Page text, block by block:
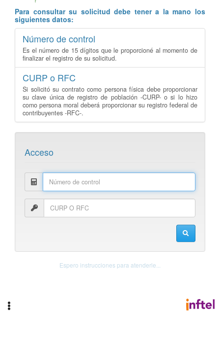
Para consultar su solicitud debe tener a la mano los
siguientes datos:
Número de control
Es el número de 15 dígitos que le proporcioné al momento de
finalizar el registro de su solicitud.
CURP o RFC
Si solicitó su contrato como persona física debe proporcionar
su clave única de registro de población -CURP- o si lo hizo
como persona moral deberá proporcionar su registro federal de
contribuyentes -RFC-.
Acceso
Espero instrucciones para atenderle...